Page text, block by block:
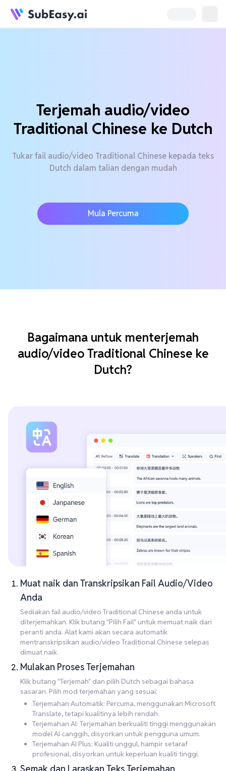
Terjemah audio/video
Traditional Chinese ke Dutch
Tukar fail audio/video Traditional Chinese kepada teks
Dutch dalam talian dengan mudah
Mula Percuma
Bagaimana untuk menterjemah
audio/video Traditional Chinese ke
Dutch?
Muat naik dan Transkripsikan Fail Audio/Video
Anda
Sediakan fail audio/video Traditional Chinese anda untuk
diterjemahkan. Klik butang "Pilih Fail" untuk memuat naik dari
peranti anda. Alat kami akan secara automatik
mentranskripsikan audio/video Traditional Chinese selepas
dimuat naik.
Mulakan Proses Terjemahan
Klik butang "Terjemah" dan pilih Dutch sebagai bahasa
sasaran. Pilih mod terjemahan yang sesuai:
Terjemahan Automatik: Percuma, menggunakan Microsoft
Translate, tetapi kualitinya lebih rendah.
Terjemahan AI: Terjemahan berkualiti tinggi menggunakan
model AI canggih, disyorkan untuk pengguna umum.
Terjemahan AI Plus: Kualiti unggul, hampir setaraf
profesional, disyorkan untuk keperluan kualiti tinggi.